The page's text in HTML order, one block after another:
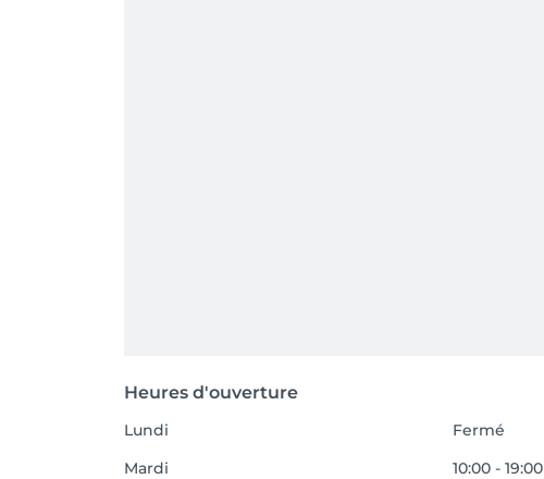
Heures d'ouverture
Lundi
Fermé
Mardi
10:00 - 19:00